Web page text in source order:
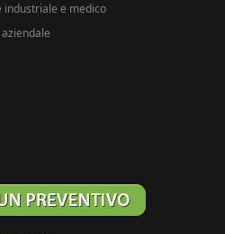
industriale e medico